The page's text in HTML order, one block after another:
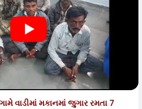
વાડીમાં મકાનમાં જુગાર રમતા 7